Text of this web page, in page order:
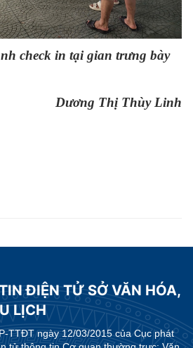
check in tại gian trưng bày
Dương Thị Thùy Linh
ĐIỆN TỬ SỞ VĂN HÓA,
LỊCH
TTĐT ngày 12/03/2015 của Cục phát